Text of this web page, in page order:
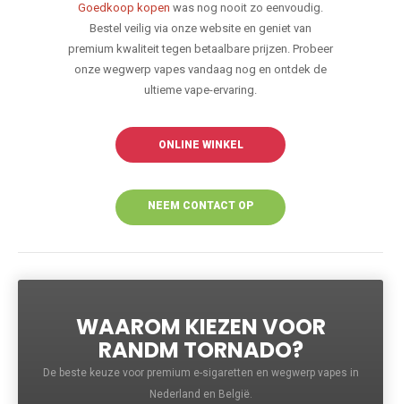
Goedkoop kopen was nog nooit zo eenvoudig.
Bestel veilig via onze website en geniet van
premium kwaliteit tegen betaalbare prijzen. Probeer
onze wegwerp vapes vandaag nog en ontdek de
ultieme vape-ervaring.
ONLINE WINKEL
NEEM CONTACT OP
WAAROM KIEZEN VOOR
RANDM TORNADO?
De beste keuze voor premium e-sigaretten en wegwerp vapes in
Nederland en België.